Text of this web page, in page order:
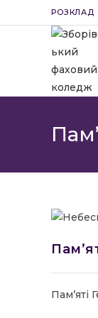
до
РОЗКЛАД
Пам’яті